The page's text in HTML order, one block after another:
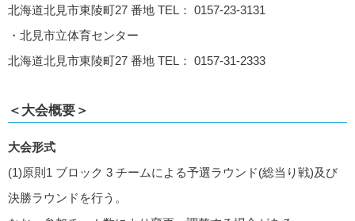
北海道北見市東陵町27 番地 TEL： 0157-23-3131
・北見市立体育センター
北海道北見市東陵町27 番地 TEL： 0157-31-2333
＜大会概要＞
大会形式
(1)原則1 ブロック 3 チームによる予選ラウンド(総当り戦)及び
決勝ラウンドを行う。